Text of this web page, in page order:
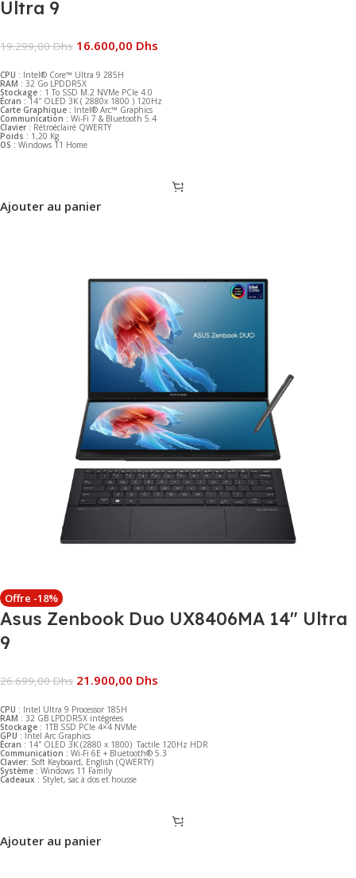
Ultra 9
19.299,00Dhs 16.600,00 Dhs
CPU : Intel® Core™ Ultra 9 285H
RAM : 32 Go LPDDR5X
Stockage : 1 To SSD M.2 NVMe PCIe 4.0
Écran : 14″ OLED 3K ( 2880x 1800 ) 120Hz
Carte Graphique : Intel® Arc™ Graphics
Communication : Wi-Fi 7 & Bluetooth 5.4
Clavier : Rétroéclairé QWERTY
Poids : 1,20 Kg
OS : Windows 11 Home
Ajouter au panier
Offre -18%
Asus Zenbook Duo UX8406MA 14″ Ultra
9
26.699,00Dhs 21.900,00 Dhs
CPU : Intel Ultra 9 Processor 185H
RAM : 32 GB LPDDR5X intégrées
Stockage : 1TB SSD PCIe 4×4 NVMe
GPU : Intel Arc Graphics
Écran : 14″ OLED 3K (2880 x 1800) Tactile 120Hz HDR
Communication : Wi-Fi 6E + Bluetooth® 5.3
Clavier: Soft Keyboard, English (QWERTY)
Système : Windows 11 Family
Cadeaux : Stylet, sac à dos et housse
Ajouter au panier